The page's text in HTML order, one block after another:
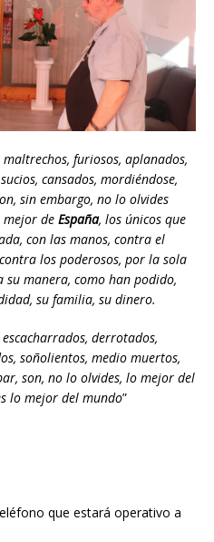
maltrechos, furiosos, aplanados,
cansados, mordiéndose,
sin embargo, no lo olvides
mejor de España, los únicos que
con las manos, contra el
los poderosos, por la sola
manera, como han podido,
su familia, su dinero.
derrotados,
soñolientos, medio muertos,
son, no lo olvides, lo mejor del
lo mejor del mundo”
que estará operativo a